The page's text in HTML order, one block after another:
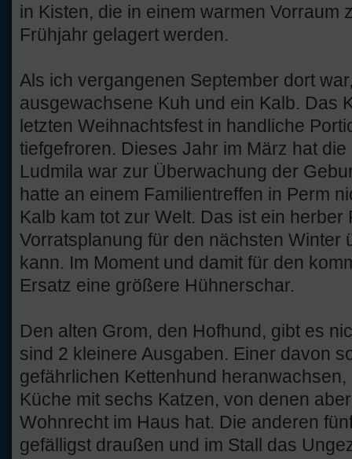
in Kisten, die in einem warmen Vorraum
Frühjahr gelagert werden.
Als ich vergangenen September dort
ausgewachsene Kuh und ein Kalb. Das
letzten Weihnachtsfest in handliche
tiefgefroren. Dieses Jahr im März hat
Ludmila war zur Überwachung der
hatte an einem Familientreffen in Perm
Kalb kam tot zur Welt. Das ist ein
Vorratsplanung für den nächsten Winter
kann. Im Moment und damit für den
Ersatz eine größere Hühnerschar.
Den alten Grom, den Hofhund, gibt es
sind 2 kleinere Ausgaben. Einer davon
gefährlichen Kettenhund
Küche mit sechs Katzen, von denen
Wohnrecht im Haus hat. Die anderen
gefälligst draußen und im Stall das